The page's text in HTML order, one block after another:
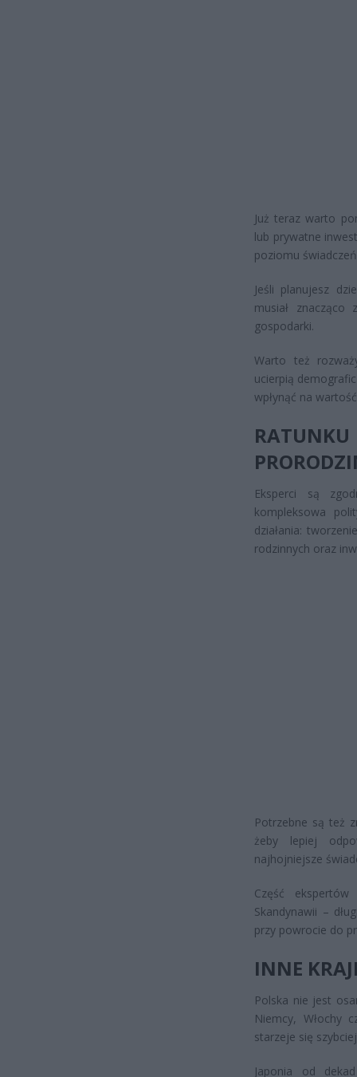
Już teraz warto
lub prywatne
poziomu
Jeśli planujesz
musiał znacząco
gospodarki.
Warto też
ucierpią
wpłynąć na
Eksperci są
kompleksowa
działania:
rodzinnych oraz
Potrzebne są też
żeby lepiej
najhojniejsze
Część
Skandynawii –
przy powrocie do
INNE
Polska nie jest
Niemcy, Włochy
starzeje się
Japonia od